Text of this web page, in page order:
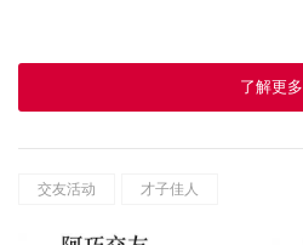
了解更多
交友活动 才子佳人